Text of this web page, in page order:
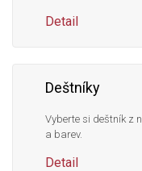
Detail
Deštníky
Vyberte si deštník z
a barev.
Detail